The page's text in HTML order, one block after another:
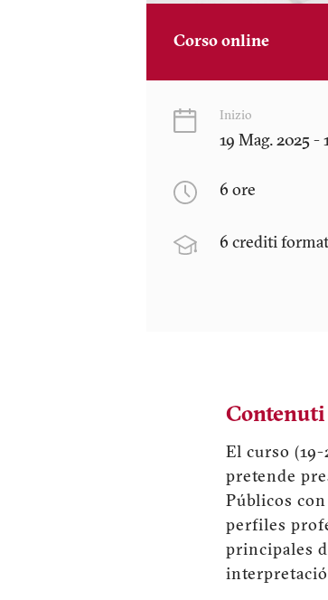
Corso online
Inizio
19 Mag. 2025 -
6 ore
6 crediti
Contenuti
El curso
pretende
Públicos
perfiles
principales